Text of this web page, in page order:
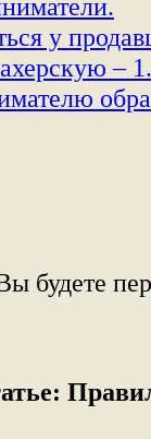
у
– 1.
будете